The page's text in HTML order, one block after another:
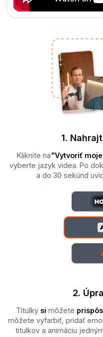
1.
Kliknite na"Vytvoriť
vyberte jazyk videa. Po
a do 30 sekúnd
2.
Titulky si môžete
môžete vyfarbiť, pridať
titulkov a animáciu